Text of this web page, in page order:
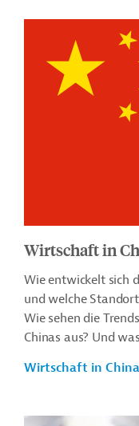
Wirtschaft in
Wie entwickelt sich
und welche
Wie sehen die
Chinas aus? Und
Wirtschaft in China